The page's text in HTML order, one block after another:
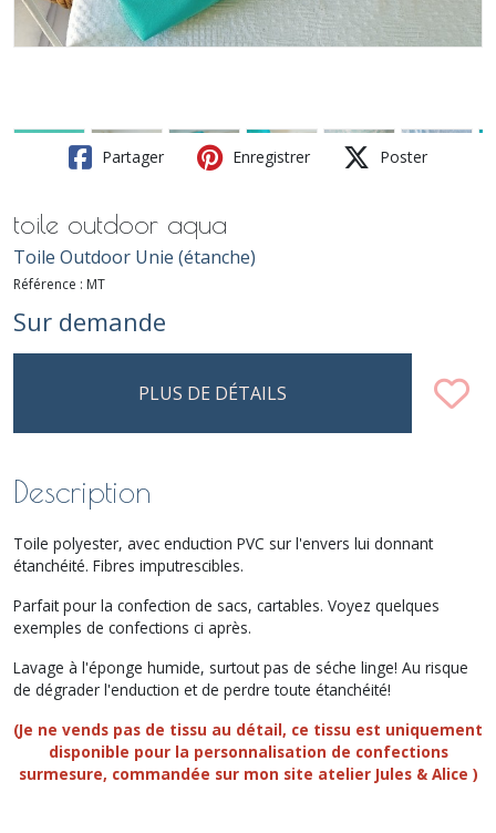
Partager Enregistrer Poster
toile outdoor aqua
Toile Outdoor Unie (étanche)
Référence : MT
Sur demande
PLUS DE DÉTAILS
Description
Toile polyester, avec enduction PVC sur l'envers lui donnant
étanchéité. Fibres imputrescibles.
Parfait pour la confection de sacs, cartables. Voyez quelques
exemples de confections ci après.
Lavage à l'éponge humide, surtout pas de séche linge! Au risque
de dégrader l'enduction et de perdre toute étanchéité!
(Je ne vends pas de tissu au détail, ce tissu est uniquement
disponible pour la personnalisation de confections
surmesure, commandée sur mon site atelier Jules & Alice )